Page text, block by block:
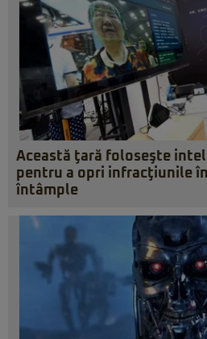
Această ţară foloseşte
pentru a opri infracţiunile
întâmple